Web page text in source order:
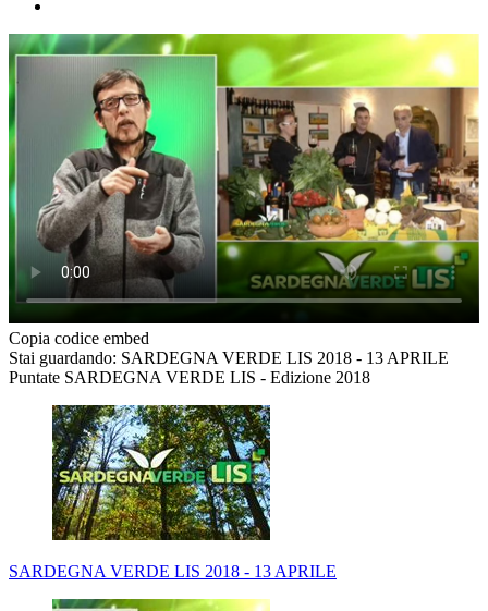
Copia codice embed
Stai guardando: SARDEGNA VERDE LIS 2018 - 13 APRILE
Puntate SARDEGNA VERDE LIS - Edizione 2018
SARDEGNA VERDE LIS 2018 - 13 APRILE